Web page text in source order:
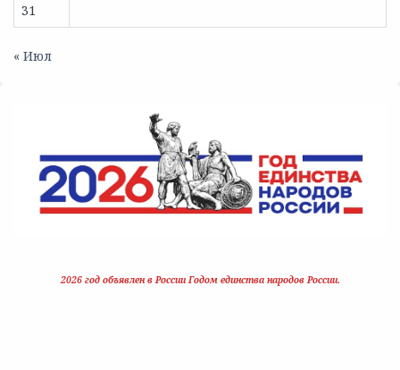
31
« Июл
2026 год объявлен в России Годом единства народов России.